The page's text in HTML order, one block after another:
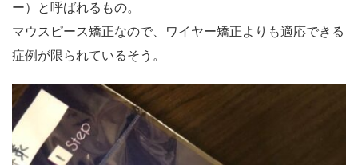
ー）と呼ばれるもの。
マウスピース矯正なので、ワイヤー矯正よりも適応できる
症例が限られているそう。